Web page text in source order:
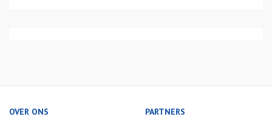
OVER ONS PARTNERS